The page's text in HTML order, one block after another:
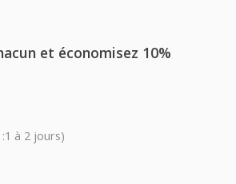
et économisez 10%
à 2 jours)